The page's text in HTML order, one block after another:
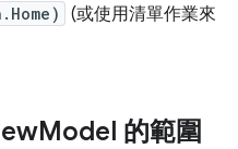
(或使用清單作業來
Model 的範圍